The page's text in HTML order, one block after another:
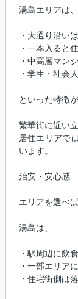
湯島エリアは、
・大通り沿い
・一本入ると
・中高層マン
・学生・社会
といった特徴
繁華街に近い
居住エリアで
います。
治安・安心感
エリアを選べ
湯島は、
・駅周辺に飲
・一部エリア
・住宅街側は